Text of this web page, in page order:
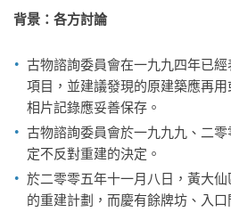
背景：各方討論
古物諮詢委員會在一九九四年已
項目，並建議發現的原建築應再
相片記錄應妥善保存。
古物諮詢委員會於一九九九、二
定不反對重建的決定。
於二零零五年十一月八日，黃大
的重建計劃，而慶有餘牌坊、入